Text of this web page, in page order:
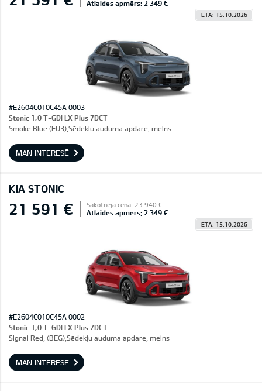
Atlaides apmērs: 2 349 €
ETA: 15.10.2026
#E2604C010C45A 0003
Stonic 1,0 T-GDI LX Plus 7DCT
Smoke Blue (EU3),Sēdekļu auduma apdare, melns
MAN INTERESĒ
KIA STONIC
21 591 € Sākotnējā cena: 23 940 €
Atlaides apmērs: 2 349 €
ETA: 15.10.2026
#E2604C010C45A 0002
Stonic 1,0 T-GDI LX Plus 7DCT
Signal Red, (BEG),Sēdekļu auduma apdare, melns
MAN INTERESĒ